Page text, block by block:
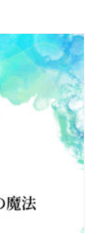
。
ジから、息子が偶
も心に残る特別な